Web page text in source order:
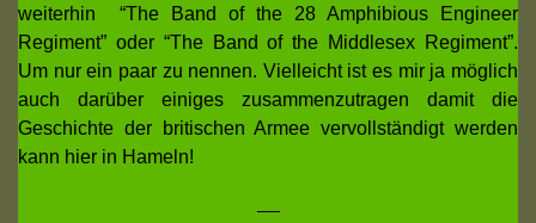
weiterhin “The Band of the 28 Amphibious Engineer
Regiment” oder “The Band of the Middlesex Regiment”.
Um nur ein paar zu nennen. Vielleicht ist es mir ja möglich
auch darüber einiges zusammenzutragen damit die
Geschichte der britischen Armee vervollständigt werden
kann hier in Hameln!
—